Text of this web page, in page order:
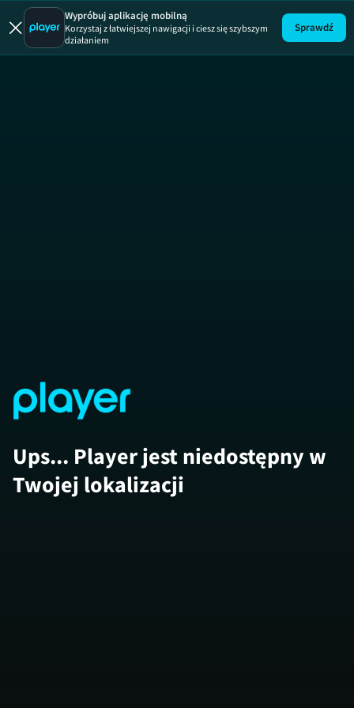
Wypróbuj aplikację mobilną
Korzystaj z łatwiejszej nawigacji i ciesz się szybszym
działaniem
Sprawdź
Ups... Player jest niedostępny w
Twojej lokalizacji